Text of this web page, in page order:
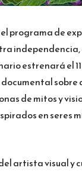
programa de
estrenará el
de mitos y
en seres
artista visual y